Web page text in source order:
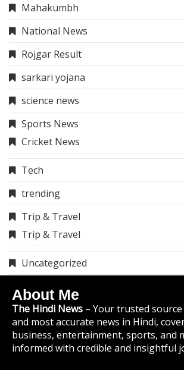
Mahakumbh
National News
Rojgar Result
sarkari yojana
science news
Sports News
Cricket News
Tech
trending
Trip & Travel
Trip & Travel
Uncategorized
About Me
The Hindi News – Your trusted
and most accurate news in Hindi,
business, entertainment, sports, and
informed with credible and insightful